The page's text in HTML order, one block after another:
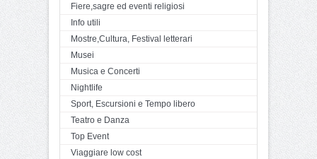
Fiere,sagre ed eventi religiosi
Info utili
Mostre,Cultura, Festival letterari
Musei
Musica e Concerti
Nightlife
Sport, Escursioni e Tempo libero
Teatro e Danza
Top Event
Viaggiare low cost